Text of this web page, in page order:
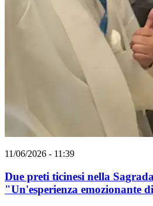
11/06/2026 - 11:39
Due preti ticinesi nella
"Un'esperienza emozionante